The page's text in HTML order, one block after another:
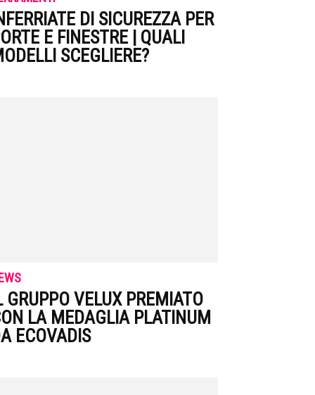
DI SICUREZZA PER
E FINESTRE | QUALI
SCEGLIERE?
GRUPPO VELUX PREMIATO
LA MEDAGLIA PLATINUM
ECOVADIS